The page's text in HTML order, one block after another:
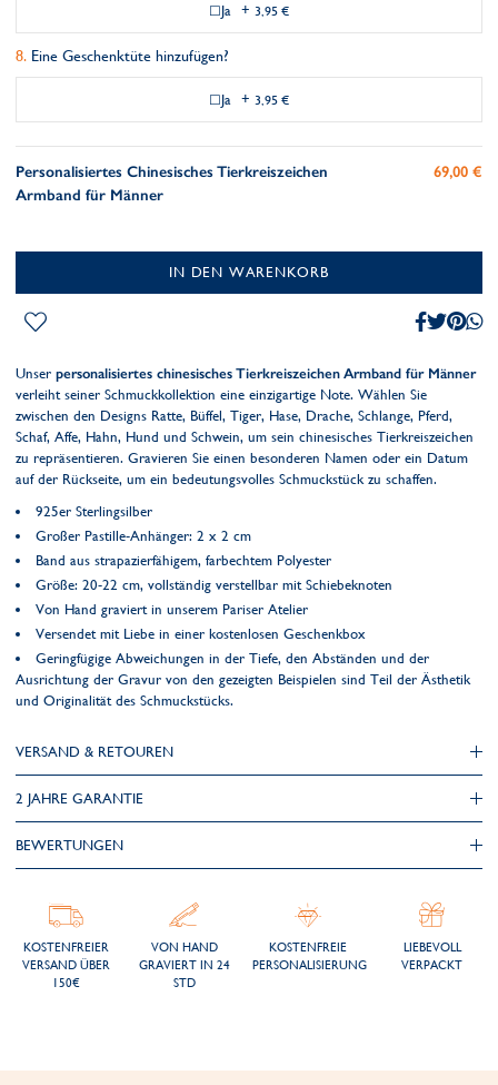
Ja + 3,95 €
Eine Geschenktüte hinzufügen?
Ja + 3,95 €
Personalisiertes Chinesisches Tierkreiszeichen
Armband für Männer
69,00 €
IN DEN WARENKORB
Unser personalisiertes chinesisches Tierkreiszeichen Armband für Männer
verleiht seiner Schmuckkollektion eine einzigartige Note. Wählen Sie
zwischen den Designs Ratte, Büffel, Tiger, Hase, Drache, Schlange, Pferd,
Schaf, Affe, Hahn, Hund und Schwein, um sein chinesisches Tierkreiszeichen
zu repräsentieren. Gravieren Sie einen besonderen Namen oder ein Datum
auf der Rückseite, um ein bedeutungsvolles Schmuckstück zu schaffen.
925er Sterlingsilber
Großer Pastille-Anhänger: 2 x 2 cm
Band aus strapazierfähigem, farbechtem Polyester
Größe: 20-22 cm, vollständig verstellbar mit Schiebeknoten
Von Hand graviert in unserem Pariser Atelier
Versendet mit Liebe in einer kostenlosen Geschenkbox
Geringfügige Abweichungen in der Tiefe, den Abständen und der
Ausrichtung der Gravur von den gezeigten Beispielen sind Teil der Ästhetik
und Originalität des Schmuckstücks.
VERSAND & RETOUREN
2 JAHRE GARANTIE
BEWERTUNGEN
KOSTENFREIER
VERSAND ÜBER
150€
VON HAND
GRAVIERT IN 24
STD
KOSTENFREIE
PERSONALISIERUNG
LIEBEVOLL
VERPACKT